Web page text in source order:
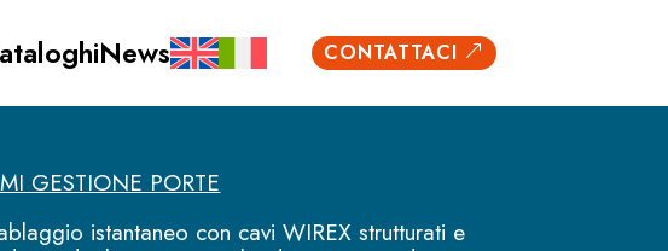
News CONTATTACI &
GESTIONE PORTE
istantaneo con cavi WIREX strutturati e